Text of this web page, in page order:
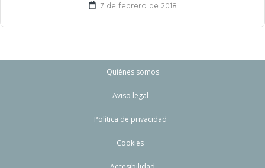
7 de febrero de 2018
Quiénes somos
Aviso legal
Política de privacidad
Cookies